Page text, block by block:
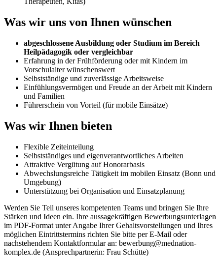
Was wir uns von Ihnen wünschen
abgeschlossene Ausbildung oder Studium im Bereich
Heilpädagogik oder vergleichbar
Erfahrung in der Frühförderung oder mit Kindern im
Vorschulalter wünschenswert
Selbstständige und zuverlässige Arbeitsweise
Einfühlungsvermögen und Freude an der Arbeit mit Kindern
und Familien
Führerschein von Vorteil (für mobile Einsätze)
Was wir Ihnen bieten
Flexible Zeiteinteilung
Selbstständiges und eigenverantwortliches Arbeiten
Attraktive Vergütung auf Honorarbasis
Abwechslungsreiche Tätigkeit im mobilen Einsatz (Bonn und
Umgebung)
Unterstützung bei Organisation und Einsatzplanung
Werden Sie Teil unseres kompetenten Teams und bringen Sie Ihre
Stärken und Ideen ein. Ihre aussagekräftigen Bewerbungsunterlagen
im PDF-Format unter Angabe Ihrer Gehaltsvorstellungen und Ihres
möglichen Eintrittstermins richten Sie bitte per E-Mail oder
nachstehendem Kontaktformular an: bewerbung@mednation-
komplex.de (Ansprechpartnerin: Frau Schütte)